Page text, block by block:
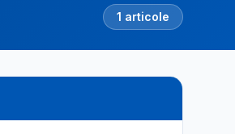
1 articole